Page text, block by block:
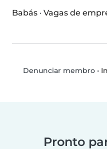
Babás · Vagas de
Denunciar membro•
Pronto